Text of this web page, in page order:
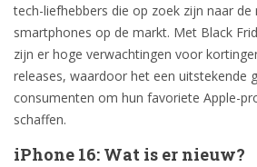
tech-liefhebbers die op zoek zijn naar de
smartphones op de markt. Met Black
zijn er hoge verwachtingen voor
releases, waardoor het een uitstekende
consumenten om hun favoriete Apple-
schaffen.
iPhone 16: Wat is er nieuw?